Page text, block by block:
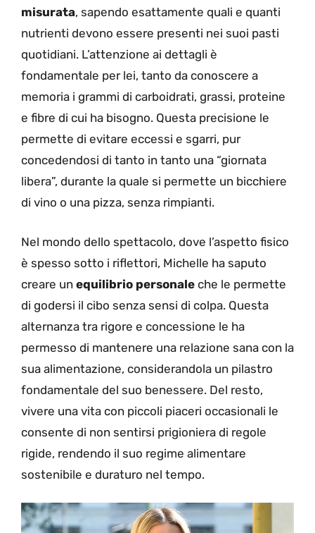
misurata, sapendo esattamente quali e quanti
nutrienti devono essere presenti nei suoi pasti
quotidiani. L’attenzione ai dettagli è
fondamentale per lei, tanto da conoscere a
memoria i grammi di carboidrati, grassi, proteine
e fibre di cui ha bisogno. Questa precisione le
permette di evitare eccessi e sgarri, pur
concedendosi di tanto in tanto una “giornata
libera”, durante la quale si permette un bicchiere
di vino o una pizza, senza rimpianti.
Nel mondo dello spettacolo, dove l’aspetto fisico
è spesso sotto i riflettori, Michelle ha saputo
creare un equilibrio personale che le permette
di godersi il cibo senza sensi di colpa. Questa
alternanza tra rigore e concessione le ha
permesso di mantenere una relazione sana con la
sua alimentazione, considerandola un pilastro
fondamentale del suo benessere. Del resto,
vivere una vita con piccoli piaceri occasionali le
consente di non sentirsi prigioniera di regole
rigide, rendendo il suo regime alimentare
sostenibile e duraturo nel tempo.